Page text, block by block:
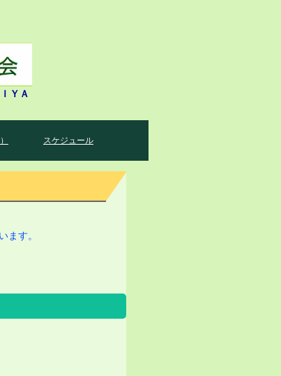
ＹＡ
スケジュール
ます。